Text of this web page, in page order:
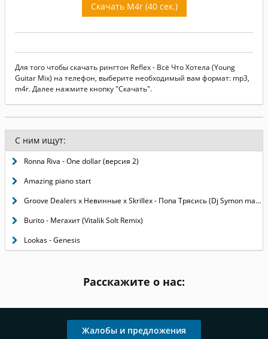
Скачать M4r (40 сек.)
Для того чтобы скачать рингтон Reflex - Всё Что Хотела (Young
Guitar Mix) на телефон, выберите необходимый вам формат: mp3,
m4r. Далее нажмите кнопку "Скачать".
С ним ищут:
Ronna Riva - One dollar (версия 2)
Amazing piano start
Groove Dealers x Невинные x Skrillex - Попа Трясись (Dj Symon mash-up)
Burito - Мегахит (Vitalik Solt Remix)
Lookas - Genesis
Расскажите о нас:
Жалобы и предложения